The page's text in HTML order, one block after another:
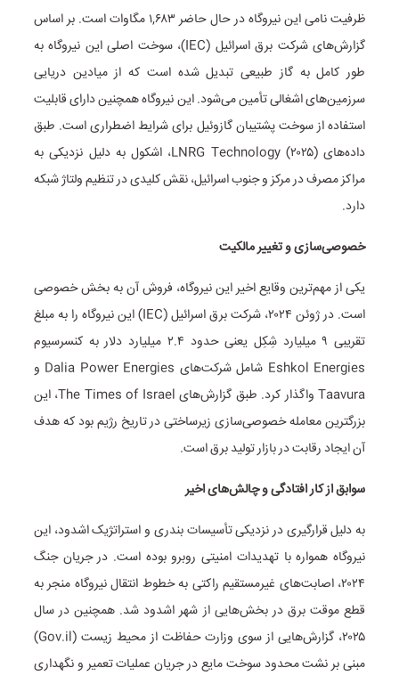
ظرفیت نامی این نیروگاه در حال حاضر ۱,۶۸۳ مگاوات است. بر اساس
گزارش‌های شرکت برق اسرائیل (IEC)، سوخت اصلی این نیروگاه به
طور کامل به گاز طبیعی تبدیل شده است که از میادین دریایی
سرزمین‌های اشغالی تأمین می‌شود. این نیروگاه همچنین دارای قابلیت
استفاده از سوخت پشتیبان گازوئیل برای شرایط اضطراری است. طبق
داده‌های LNRG Technology (۲۰۲۵)، اشکول به دلیل نزدیکی به
مراکز مصرف در مرکز و جنوب اسرائیل، نقش کلیدی در تنظیم ولتاژ شبکه
دارد.
خصوصی‌سازی و تغییر مالکیت
یکی از مهم‌ترین وقایع اخیر این نیروگاه، فروش آن به بخش خصوصی
است. در ژوئن ۲۰۲۴، شرکت برق اسرائیل (IEC) این نیروگاه را به مبلغ
تقریبی ۹ میلیارد شِکِل یعنی حدود ۲.۴ میلیارد دلار به کنسرسیوم
Eshkol Energies شامل شرکت‌های Dalia Power Energies و
Taavura واگذار کرد. طبق گزارش‌های The Times of Israel، این
بزرگترین معامله خصوصی‌سازی زیرساختی در تاریخ رژیم بود که هدف
آن ایجاد رقابت در بازار تولید برق است.
سوابق از کار افتادگی و چالش‌های اخیر
به دلیل قرارگیری در نزدیکی تأسیسات بندری و استراتژیک اشدود، این
نیروگاه همواره با تهدیدات امنیتی روبرو بوده است. در جریان جنگ
۲۰۲۴، اصابت‌های غیرمستقیم راکتی به خطوط انتقال نیروگاه منجر به
قطع موقت برق در بخش‌هایی از شهر اشدود شد. همچنین در سال
۲۰۲۵، گزارش‌هایی از سوی وزارت حفاظت از محیط زیست (Gov.il)
مبنی بر نشت محدود سوخت مایع در جریان عملیات تعمیر و نگهداری